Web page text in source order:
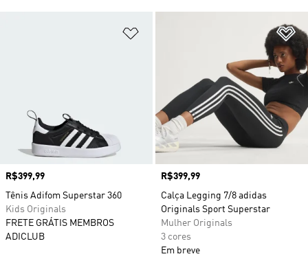
Adicionar à Lista de Desejos
Preço
R$399,99
Tênis Adifom Superstar 360
Kids Originals
FRETE GRÁTIS MEMBROS
ADICLUB
Preço
R$399,99
Calça Legging 7/8 adidas
Originals Sport Superstar
Mulher Originals
3 cores
Em breve